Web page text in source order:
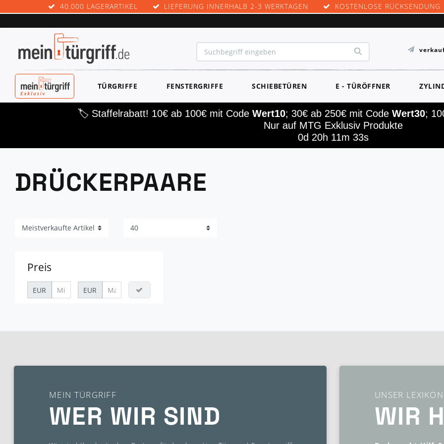
40.000 LAGERARTIKEL LIEFERUNG INNERHALB 2-3 WERKTAGEN KOSTENLOSE RÜCKSENDUNG
MEINTÜRGRIF
F EXKLUSIV
TÜRGRIFFE FENSTERGRIFFE SCHIEBETÜREN E - TÜRÖFFNER
🏷️ Staffelrabatt! 10€ ab 100€ mit Code Wert10; 30€ ab 250€ mit Code Wert30;
Nur auf MTG Exklusiv Produkte
0d 20h 11m 33s
DRÜCKERPAARE
Preis
EUR EUR
MEIN TÜRGRIFF
WER WIR SIND
UNSER LEXIKON
WIR